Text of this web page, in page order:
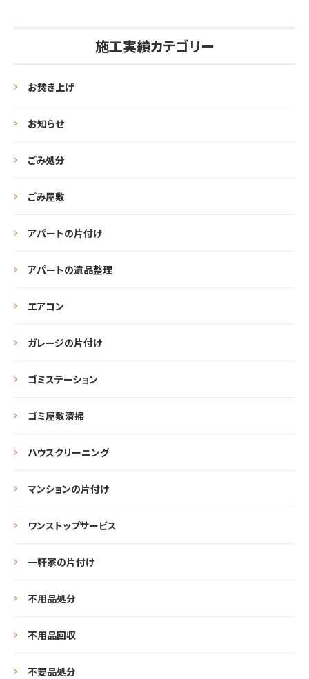
施工実績カテゴリー
お焚き上げ
お知らせ
ごみ処分
ごみ屋敷
アパートの片付け
アパートの遺品整理
エアコン
ガレージの片付け
ゴミステーション
ゴミ屋敷清掃
ハウスクリーニング
マンションの片付け
ワンストップサービス
一軒家の片付け
不用品処分
不用品回収
不要品処分